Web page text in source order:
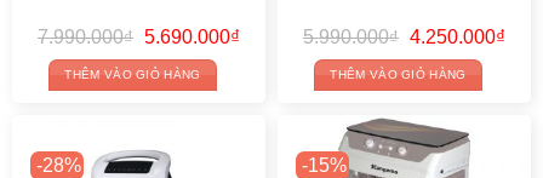
7.990.000₫ Original
was:
7.990.000₫.
5.690.000₫Current
5.690.000₫.
THÊM VÀO GIỎ HÀNG
5.990.000₫ Original
was:
5.990.000₫.
4.250.000₫
THÊM VÀO GIỎ HÀNG
-28% -15%